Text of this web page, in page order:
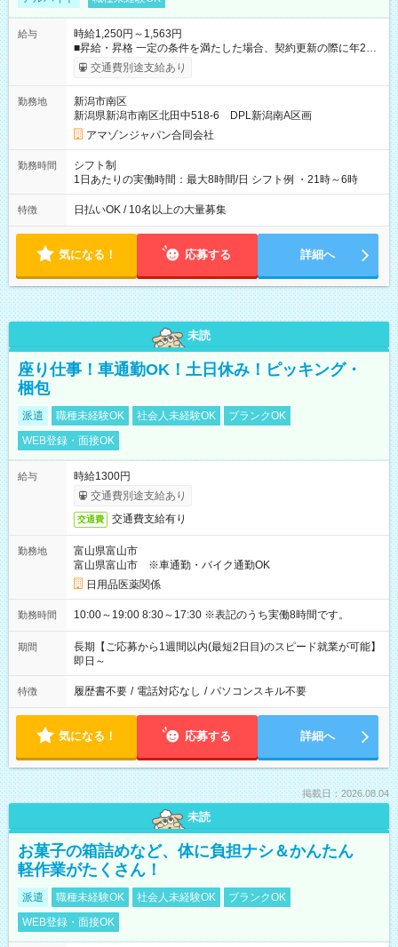
給与
時給1,250円～1,563円
■昇給・昇格 一定の条件を満たした場合、契約更新の際に年2回
まで昇給の機会があります。 ■正社員登用制度あり ※月末締/翌
月25日支払い ※時間外手当、別途支給 ※深夜割増賃金 (22:00～
☆Amazon直雇用で安定して働けます！ 【試用期間】試用期間
あり 試用期間の長さ：1週間 雇用形態、給与は本採用時と同じ
です。
交通費別途支給あり
勤務地
新潟市南区
新潟県新潟市南区北田中518-6 DPL新潟南A区画
アマゾンジャパン合同会社
勤務時間
シフト制
1日あたりの実働時間：最大8時間/日 シフト例 ・21時～6時
特徴 日払いOK / 10名以上の大量募集
気になる！ 応募する 詳細へ
未読
座り仕事！車通勤OK！土日休み！ピッキング・
梱包
派遣 職種未経験OK 社会人未経験OK
ブランクOK
WEB登録・面接OK
給与
時給1300円
交通費別途支給あり
交通費 交通費支給有り
勤務地
富山県富山市
富山県富山市 ※車通勤・バイク通勤OK
日用品医薬関係
勤務時間 10:00～19:00 8:30～17:30 ※表記のうち実働8時間です。
期間
長期【ご応募から1週間以内(最短2日目)のスピード就業が可能】
即日～
特徴 履歴書不要 / 電話対応なし / パソコンスキル不要
気になる！ 応募する 詳細へ
掲載日：2026.08.04
未読
お菓子の箱詰めなど、体に負担ナシ＆かんたん
軽作業がたくさん！
派遣 職種未経験OK 社会人未経験OK
ブランクOK
WEB登録・面接OK